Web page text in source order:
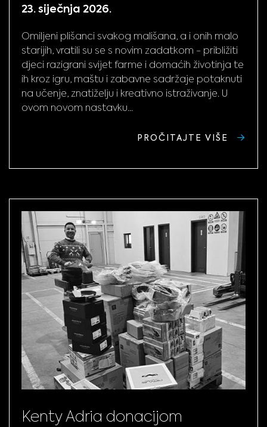
23. siječnja 2026.
Omiljeni plišanci svakog mališana, a i onih malo
starijih, vratili su se s novim zadatkom - približiti
djeci razigrani svijet farme i domaćih životinja te
ih kroz igru, maštu i zabavne sadržaje potaknuti
na učenje, znatiželju i kreativno istraživanje. U
ovom novom nastavku...
PROČITAJTE VIŠE
Kenty Adria donacijom